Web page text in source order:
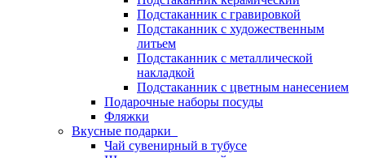
Подстаканник c гравировкой
Подстаканник с художественным
литьем
Подстаканник с металлической
накладкой
Подстаканник с цветным нанесением
Подарочные наборы посуды
Фляжки
Вкусные подарки
Чай сувенирный в тубусе